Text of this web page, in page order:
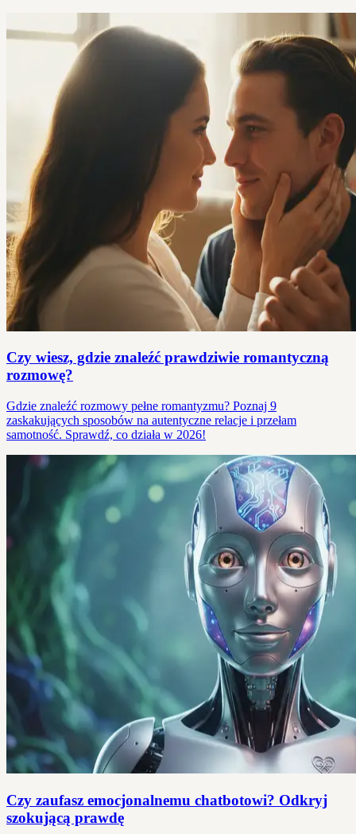
Czy wiesz, gdzie znaleźć prawdziwie romantyczną
rozmowę?
Gdzie znaleźć rozmowy pełne romantyzmu? Poznaj 9
zaskakujących sposobów na autentyczne relacje i przełam
samotność. Sprawdź, co działa w 2026!
Czy zaufasz emocjonalnemu chatbotowi? Odkryj
szokującą prawdę